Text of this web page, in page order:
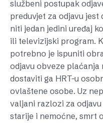
službeni postupak
preduvjet za odjavu jest
niti jedan jedini uređaj
ili televizijski program.
potrebno je ispuniti
odjavu obveze plaćanja
dostaviti ga HRT-u
ovlaštene osobe. Uz
valjani razlozi za
starije i nemoćne, smrt